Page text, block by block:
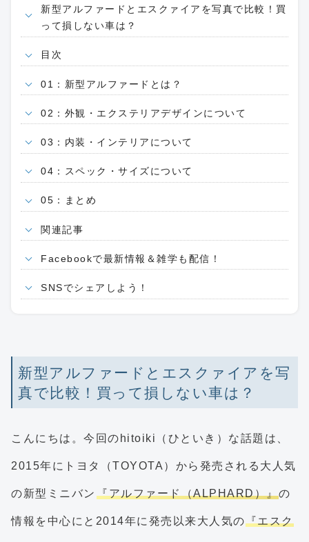
新型アルファードとエスクァイアを写真で比較！買
って損しない車は？
目次
01：新型アルファードとは？
02：外観・エクステリアデザインについて
03：内装・インテリアについて
04：スペック・サイズについて
05：まとめ
関連記事
Facebookで最新情報＆雑学も配信！
SNSでシェアしよう！
新型アルファードとエスクァイアを写
真で比較！買って損しない車は？
こんにちは。今回のhitoiki（ひといき）な話題は、
2015年にトヨタ（TOYOTA）から発売される大人気
の新型ミニバン 『アルファード（ALPHARD）』の
情報を中心にと2014年に発売以来大人気の『エスク